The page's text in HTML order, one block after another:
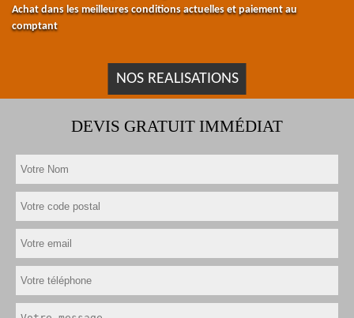
Achat dans les meilleures conditions actuelles et paiement au
comptant
NOS REALISATIONS
DEVIS GRATUIT IMMÉDIAT